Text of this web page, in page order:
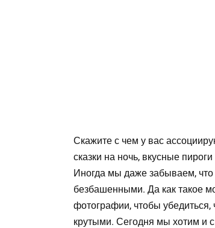
Скажите с чем у вас
сказки на ночь, вкусные
Иногда мы даже забываем,
безбашенными. Да как такое
фотографии, чтобы
крутыми. Сегодня мы хотим и